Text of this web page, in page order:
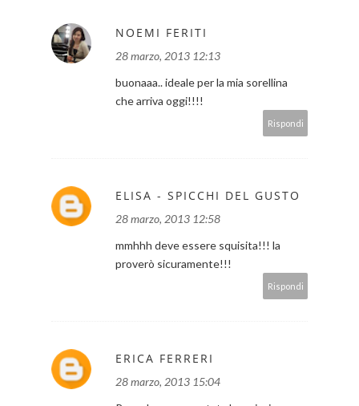
NOEMI FERITI
28 marzo, 2013 12:13
buonaaa.. ideale per la mia sorellina
che arriva oggi!!!!
Rispondi
ELISA - SPICCHI DEL GUSTO
28 marzo, 2013 12:58
mmhhh deve essere squisita!!! la
proverò sicuramente!!!
Rispondi
ERICA FERRERI
28 marzo, 2013 15:04